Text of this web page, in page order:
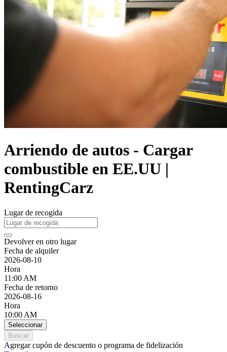
Arriendo de autos - Cargar
combustible en EE.UU |
RentingCarz
Lugar de recogida
Devolver en otro lugar
Fecha de alquiler
2026-08-10
Hora
11:00 AM
Fecha de retorno
2026-08-16
Hora
10:00 AM
Seleccionar
Buscar
Agregar cupón de descuento o programa de fidelización